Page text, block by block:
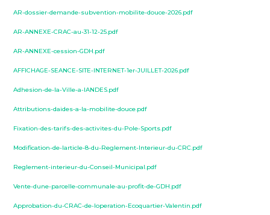
AR-dossier-demande-subvention-mobilite-douce-2026.pdf
AR-ANNEXE-CRAC-au-31-12-25.pdf
AR-ANNEXE-cession-GDH.pdf
AFFICHAGE-SEANCE-SITE-INTERNET-1er-JUILLET-2026.pdf
Adhesion-de-la-Ville-a-lANDES.pdf
Attributions-daides-a-la-mobilite-douce.pdf
Fixation-des-tarifs-des-activites-du-Pole-Sports.pdf
Modification-de-larticle-8-du-Reglement-Interieur-du-CRC.pdf
Reglement-interieur-du-Conseil-Municipal.pdf
Vente-dune-parcelle-communale-au-profit-de-GDH.pdf
Approbation-du-CRAC-de-loperation-Ecoquartier-Valentin.pdf